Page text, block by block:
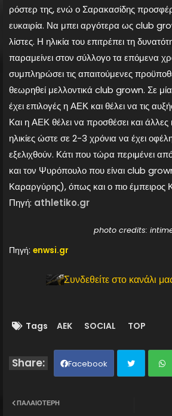
ρόστερ της, ενώ ο Σαρακασίδης
ευκαιρία. Να μπει αργότερα ως club
λίστες. Η ηλικία του επιτρέπει τη
παραμείνει στον σύλλογο τα επόμενα
συμπληρώσει τις απαιτούμενες
θεωρηθεί μελλοντικά club grown. Σε
έχει επιλογές η ΑΕΚ και θέλει να τις
Και η ΑΕΚ θέλει να προσθέσει και άλλες
ηλικίες ώστε σε 2-3 χρόνια να έχει
εξελιχθούν. Κάτι που τώρα περιμένει
και τον Ψυρόπουλο που είναι club
Καραργύρης), όπως και ο πιο έμπειρος
Πηγή: athletiko.gr
photo credits:
Πηγή: enwsi.gr
Συνδεθείτε στο κανάλι
Tags AEK SOCIAL TOP
Facebook
ΠΑΛΑΙΌΤΕΡΗ